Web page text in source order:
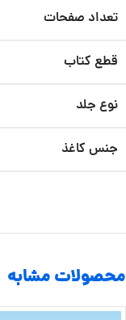
تعداد صفحات
قطع کتاب
نوع جلد
جنس کاغذ
محصولات مشابه